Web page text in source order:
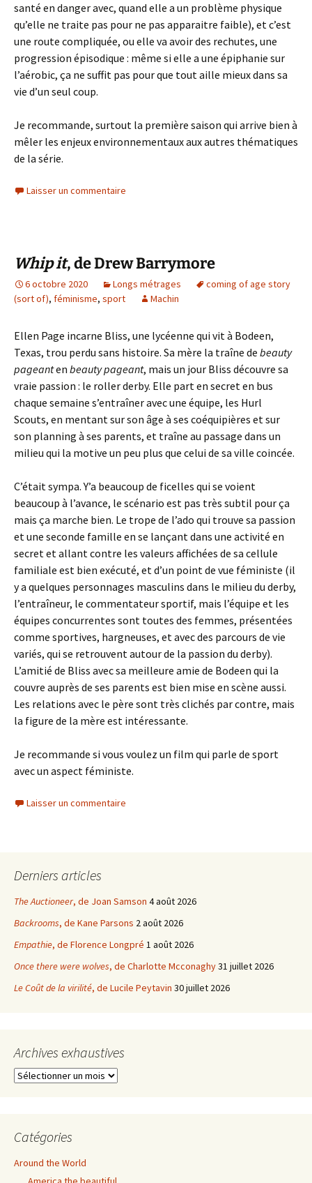
santé en danger avec, quand elle a un problème physique
qu’elle ne traite pas pour ne pas apparaitre faible), et c’est
une route compliquée, ou elle va avoir des rechutes, une
progression épisodique : même si elle a une épiphanie sur
l’aérobic, ça ne suffit pas pour que tout aille mieux dans sa
vie d’un seul coup.
Je recommande, surtout la première saison qui arrive bien à
mêler les enjeux environnementaux aux autres thématiques
de la série.
Laisser un commentaire
Whip it, de Drew Barrymore
6 octobre 2020 Longs métrages
coming of age story
(sort of), féminisme, sport Machin
Ellen Page incarne Bliss, une lycéenne qui vit à Bodeen,
Texas, trou perdu sans histoire. Sa mère la traîne de beauty
pageanten beauty pageant, mais un jour Bliss découvre sa
vraie passion : le roller derby. Elle part en secret en bus
chaque semaine s’entraîner avec une équipe, les Hurl
Scouts, en mentant sur son âge à ses coéquipières et sur
son planning à ses parents, et traîne au passage dans un
milieu qui la motive un peu plus que celui de sa ville coincée.
C’était sympa. Y’a beaucoup de ficelles qui se voient
beaucoup à l’avance, le scénario est pas très subtil pour ça
mais ça marche bien. Le trope de l’ado qui trouve sa passion
et une seconde famille en se lançant dans une activité en
secret et allant contre les valeurs affichées de sa cellule
familiale est bien exécuté, et d’un point de vue féministe (il
y a quelques personnages masculins dans le milieu du derby,
l’entraîneur, le commentateur sportif, mais l’équipe et les
équipes concurrentes sont toutes des femmes, présentées
comme sportives, hargneuses, et avec des parcours de vie
variés, qui se retrouvent autour de la passion du derby).
L’amitié de Bliss avec sa meilleure amie de Bodeen qui la
couvre auprès de ses parents est bien mise en scène aussi.
Les relations avec le père sont très clichés par contre, mais
la figure de la mère est intéressante.
Je recommande si vous voulez un film qui parle de sport
avec un aspect féministe.
Laisser un commentaire
Derniers articles
The Auctioneer, de Joan Samson 4 août 2026
Backrooms, de Kane Parsons 2 août 2026
Empathie, de Florence Longpré 1 août 2026
Once there were wolves, de Charlotte Mcconaghy31 juillet 2026
Le Coût de la virilité, de Lucile Peytavin 30 juillet 2026
Archives exhaustives
Archives
Catégories
Around the World